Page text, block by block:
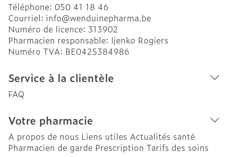
Téléphone: 050 41 18 46
Courriel: info@wenduinepharma.be
Numéro de licence: 313902
Pharmacien responsable: Ijenko Rogiers
Numéro TVA: BE0425384986
Service à la clientèle
FAQ
Votre pharmacie
A propos de nous Liens utiles Actualités santé
Pharmacien de garde Prescription Tarifs des soins